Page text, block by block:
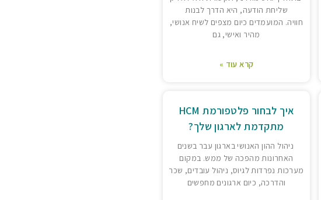
שליחת הודעה, היא הדרך לבנות
חוויה. המועמדים כיום מצפים לשיח אנושי,
מהיר ואישי, גם
קרא עוד »
איך לבחור פלטפורמת HCM
מתקדמת לארגון שלך?
ניהול ההון האנושי בארגון עבר בשנים
האחרונות מהפכה של ממש. במקום
מערכות נפרדות לגיוס, ניהול עובדים, שכר
והדרכה, כיום ארגונים מחפשים